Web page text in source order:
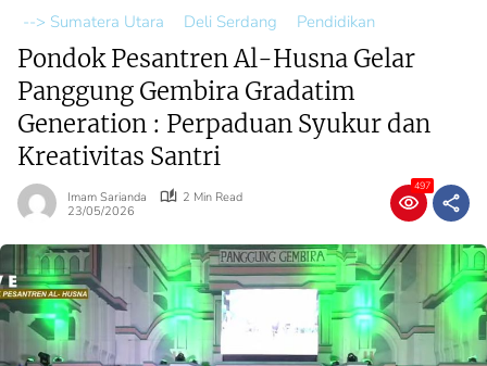
--> Sumatera Utara Deli Serdang Pendidikan
Pondok Pesantren Al-Husna Gelar
Panggung Gembira Gradatim
Generation : Perpaduan Syukur dan
Kreativitas Santri
Imam Sarianda
2 Min Read
23/05/2026
497